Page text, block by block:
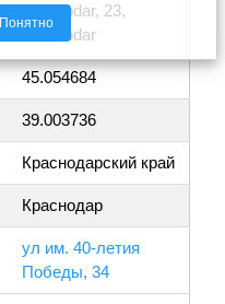
Krasnodar, 23,
Krasnodar
45.054684
39.003736
Краснодарский край
Краснодар
ул им. 40-летия
Победы, 34
Понятно